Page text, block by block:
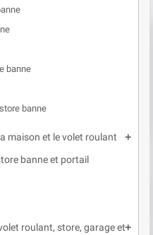
banne
banne
maison et le volet roulant add
banne et portail
roulant, store, garage etadd